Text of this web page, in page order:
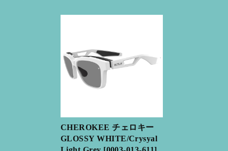
CHEROKEE チェロキー
GLOSSY WHITE/Crysyal